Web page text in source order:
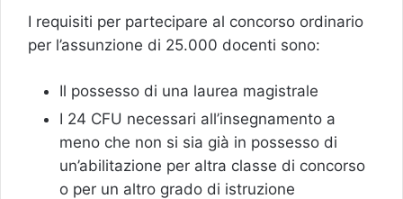
I requisiti per partecipare al concorso ordinario
per l’assunzione di 25.000 docenti sono:
Il possesso di una laurea magistrale
I 24 CFU necessari all’insegnamento a
meno che non si sia già in possesso di
un’abilitazione per altra classe di concorso
o per un altro grado di istruzione